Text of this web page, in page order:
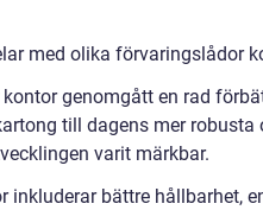
med olika förvaringslådor
genomgått en rad
till dagens mer robusta
varit märkbar.
inkluderar bättre hållbarhet,